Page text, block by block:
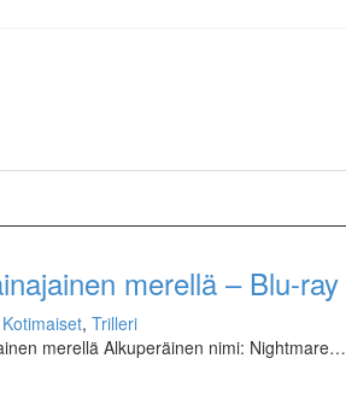
merellä – Blu-ray
Kotimaiset, Trilleri
merellä Alkuperäinen nimi: Nightmare…